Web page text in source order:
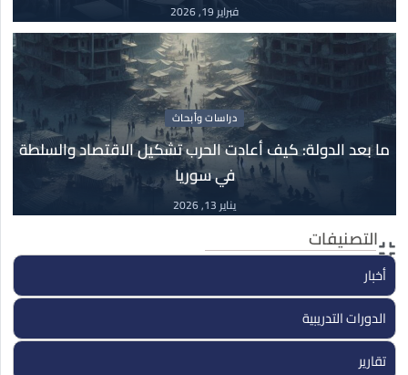
دراسات وأبحاث
الجهادية السلفية وتحطيم المجتمع المدني والدولة
19
ما بعد الدولة: كيف أعادت الحرب تشكيل الاقتصاد
13 يناير, 2026
فبراير 19, 2026
دراسات وأبحاث
ما بعد الدولة: كيف أعادت الحرب تشكيل الاقتصاد والسلطة
في سوريا
يناير 13, 2026
التصنيفات
أخبار
الدورات التدريبية
تقارير